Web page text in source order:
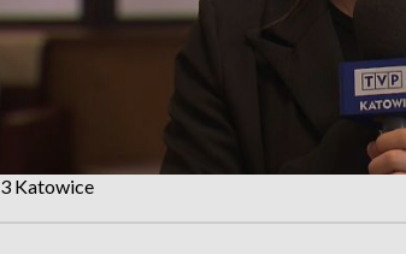
Katowice